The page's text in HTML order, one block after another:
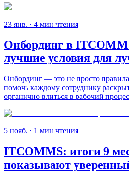
23 янв. · 4 мин чтения
Онбординг в
лучшие условия для
Онбординг — это не просто
помочь каждому сотруднику
органично влиться в рабочий
5 нояб. · 1 мин чтения
ITCOMMS: итоги 9
показывают